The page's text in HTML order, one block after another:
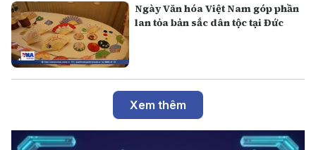
Ngày Văn hóa Việt Nam góp phần
lan tỏa bản sắc dân tộc tại Đức
Xem thêm